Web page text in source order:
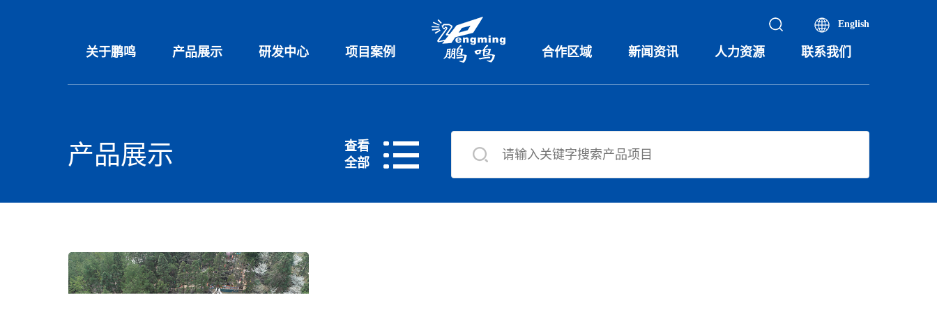
English
关于鹏鸣 产品展示 研发中心 项目案例 合作区域 新闻资讯 人力资源 联系我们
产品展示
查看
全部